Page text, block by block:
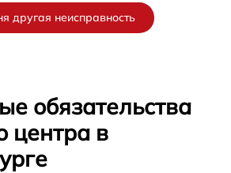
другая неисправность
обязательства
центра в